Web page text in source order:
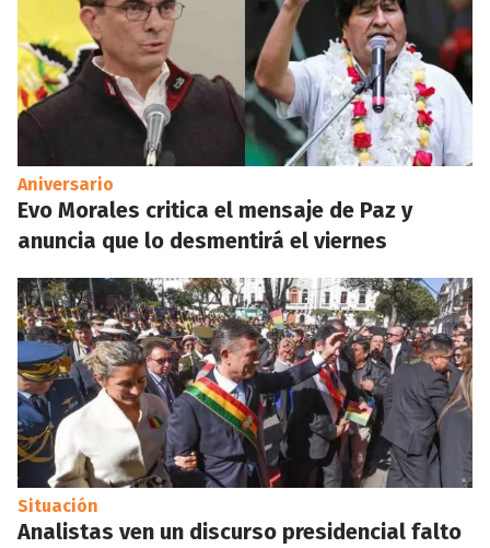
Aniversario
Evo Morales critica el mensaje de Paz y
anuncia que lo desmentirá el viernes
Situación
Analistas ven un discurso presidencial falto